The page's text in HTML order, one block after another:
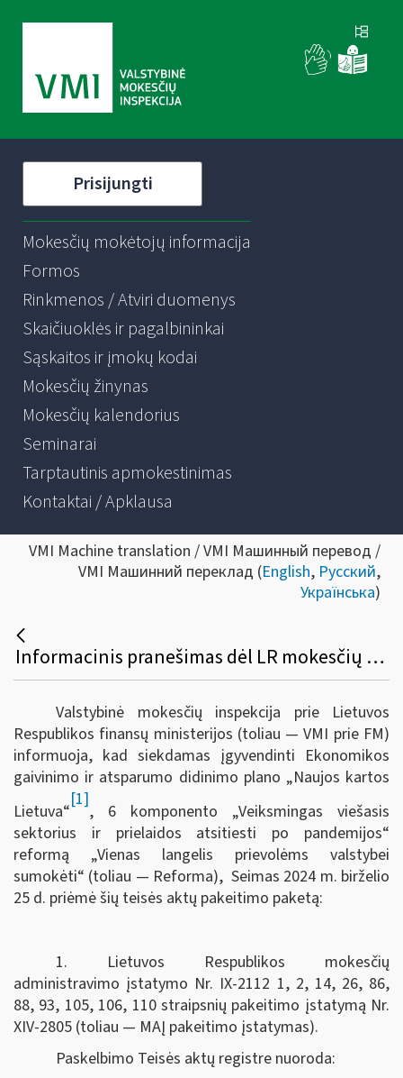
Prisijungti
Mokesčių mokėtojų informacija
Formos
Rinkmenos / Atviri duomenys
Skaičiuoklės ir pagalbininkai
Sąskaitos ir įmokų kodai
Mokesčių žinynas
Mokesčių kalendorius
Seminarai
Tarptautinis apmokestinimas
Kontaktai / Apklausa
VMI Machine translation / VMI Машинный перевод /
VMI Машинний переклад (English, Русский,
Українська)
Informacinis pranešimas dėl LR mokesčių administravimo įstatymo ir kitų teisės aktų pakeitimo
Valstybinė mokesčių inspekcija prie Lietuvos
Respublikos finansų ministerijos (toliau — VMI prie FM)
informuoja, kad siekdamas įgyvendinti Ekonomikos
gaivinimo ir atsparumo didinimo plano „Naujos kartos
Lietuva“
[1]
, 6 komponento „Veiksmingas viešasis
sektorius ir prielaidos atsitiesti po pandemijos“
reformą „Vienas langelis prievolėms valstybei
sumokėti“ (toliau — Reforma), Seimas 2024 m. birželio
25 d. priėmė šių teisės aktų pakeitimo paketą:
1. Lietuvos Respublikos mokesčių
administravimo įstatymo Nr. IX-2112 1, 2, 14, 26, 86,
88, 93, 105, 106, 110 straipsnių pakeitimo įstatymą Nr.
XIV-2805 (toliau — MAĮ pakeitimo įstatymas).
Paskelbimo Teisės aktų registre nuoroda: